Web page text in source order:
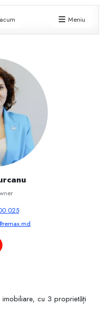
Meniu
025
Țurcanu pe Facebook
cu 3 proprietăți